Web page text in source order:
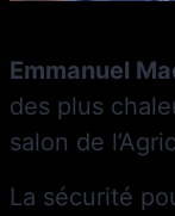
Emmanuel
des plus
salon de
La sécurité